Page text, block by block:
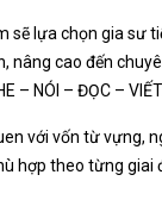
sẽ lựa chọn gia sư
nâng cao đến
– NÓI – ĐỌC –
với vốn từ vựng,
hợp theo từng giai